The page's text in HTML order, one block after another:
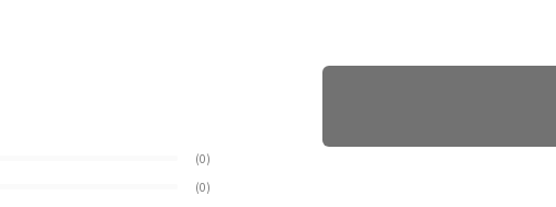
(0)
(0)